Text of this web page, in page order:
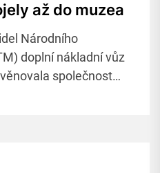
až do muzea
Národního
doplní nákladní vůz
společnost
Sev.en Energy. Umístěn